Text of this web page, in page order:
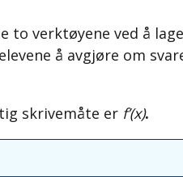
verktøyene ved å
å avgjøre om
skrivemåte er f’(x).